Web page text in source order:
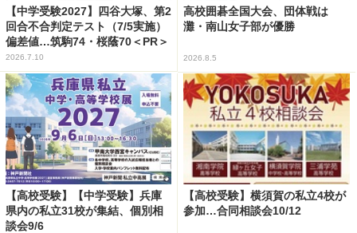
【中学受験2027】四谷大塚、第2
回合不合判定テスト（7/5実施）
偏差値…筑駒74・桜蔭70＜PR＞
2026.7.10
高校囲碁全国大会、団体戦は
灘・南山女子部が優勝
2026.8.5
【高校受験】【中学受験】兵庫
県内の私立31校が集結、個別相
談会9/6
【高校受験】横須賀の私立4校が
参加…合同相談会10/12